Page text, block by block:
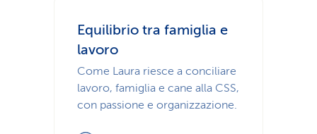
Equilibrio tra famiglia e
lavoro
Come Laura riesce a conciliare
lavoro, famiglia e cane alla CSS,
con passione e organizzazione.